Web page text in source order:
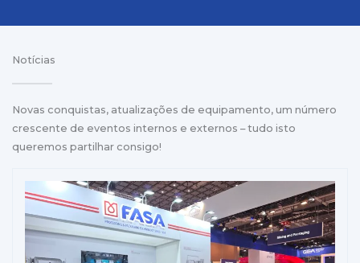
Notícias
Novas conquistas, atualizações de equipamento, um número
crescente de eventos internos e externos – tudo isto
queremos partilhar consigo!